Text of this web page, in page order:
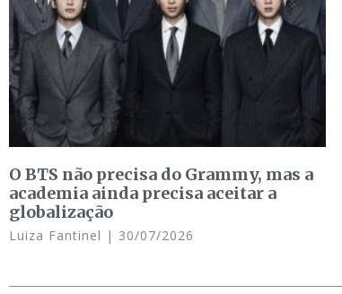
O BTS não precisa do Grammy, mas a
academia ainda precisa aceitar a
globalização
Luiza Fantinel 30/07/2026